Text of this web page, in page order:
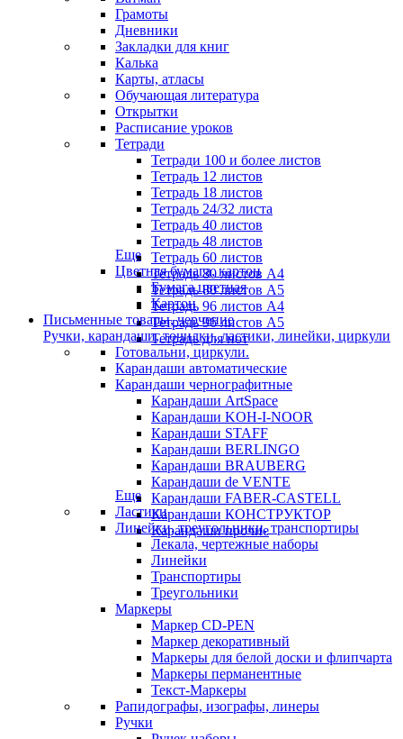
Грамоты
Дневники
Закладки для книг
Калька
Карты, атласы
Обучающая литература
Открытки
Расписание уроков
Тетради
Тетради 100 и более листов
Тетрадь 12 листов
Тетрадь 18 листов
Тетрадь 24/32 листа
Тетрадь 40 листов
Тетрадь 48 листов
Тетрадь 60 листов
Тетрадь 80 листов А4
Тетрадь 80 листов А5
Тетрадь 96 листов А4
Тетрадь 96 листов А5
Тетрадь для нот
Еще
Цветная бумага, картон
Бумага цветная
Картон
Письменные товары, черчение
Ручки, карандаши, точилки, ластики, линейки, циркули
Готовальни, циркули.
Карандаши автоматические
Карандаши чернографитные
Карандаши ArtSpace
Карандаши KOH-I-NOOR
Карандаши STAFF
Карандаши BERLINGO
Карандаши BRAUBERG
Карандаши de VENTE
Карандаши FABER-CASTELL
Карандаши КОНСТРУКТОР
Карандаши прочие
Еще
Ластики
Линейки, треугольники, транспортиры
Лекала, чертежные наборы
Линейки
Транспортиры
Треугольники
Маркеры
Маркер CD-PEN
Маркер декоративный
Маркеры для белой доски и флипчарта
Маркеры перманентные
Текст-Маркеры
Рапидографы, изографы, линеры
Ручки